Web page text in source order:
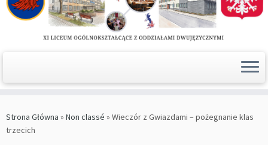
Strona Główna » Non classé » Wieczór z Gwiazdami – pożegnanie klas
trzecich